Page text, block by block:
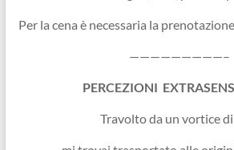
Per la cena è necessaria la
—————————–
PERCEZIONI
Travolto da un vortice